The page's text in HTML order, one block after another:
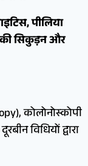
पीलिया
की सिकुड़न और
कोलोनोस्कोपी
विधियों द्वारा